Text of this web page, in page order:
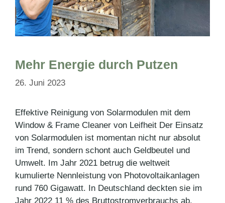
Mehr Energie durch Putzen
26. Juni 2023
Effektive Reinigung von Solarmodulen mit dem
Window & Frame Cleaner von Leifheit Der Einsatz
von Solarmodulen ist momentan nicht nur absolut
im Trend, sondern schont auch Geldbeutel und
Umwelt. Im Jahr 2021 betrug die weltweit
kumulierte Nennleistung von Photovoltaikanlagen
rund 760 Gigawatt. In Deutschland deckten sie im
Jahr 2022 11 % des Bruttostromverbrauchs ab.